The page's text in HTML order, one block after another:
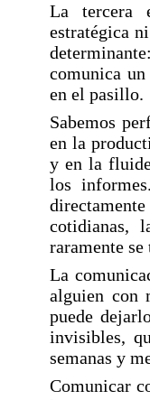
La
estratégica
comunica
en el pasillo.
Sabemos
en la
y en la
los
cotidianas,
raramente
La
alguien con
puede
invisibles,
semanas y
Comunicar